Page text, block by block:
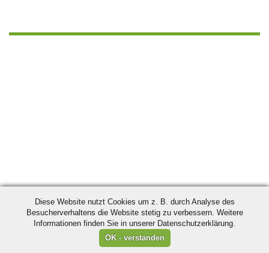
Diese Website nutzt Cookies um z. B. durch Analyse des
Besucherverhaltens die Website stetig zu verbessern. Weitere
Informationen finden Sie in unserer Datenschutzerklärung.